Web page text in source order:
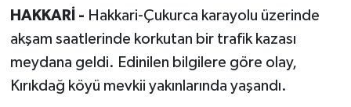
HAKKARİ - Hakkari-Çukurca karayolu üzerinde
akşam saatlerinde korkutan bir trafik kazası
meydana geldi. Edinilen bilgilere göre olay,
Kırıkdağ köyü mevkii yakınlarında yaşandı.
POLİTİKA
REKLAM